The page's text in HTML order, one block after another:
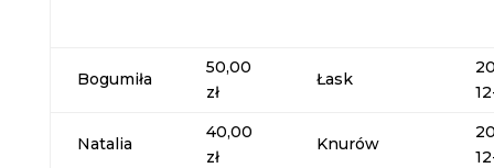
Bogumiła
50,00
zł
Łask
Natalia
40,00
zł
Knurów